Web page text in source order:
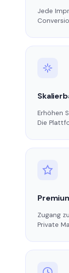
Jede
Erhöhen
Die
Zugang
Private